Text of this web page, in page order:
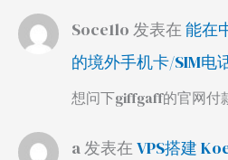
Soce1lo 发表在能在
的境外手机卡/SIM电
想问下giffgaff的官网付
a发表在 VPS搭建